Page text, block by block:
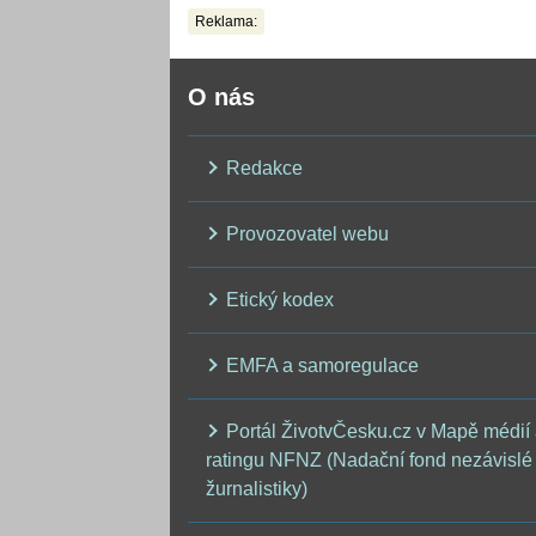
Reklama:
O nás
Redakce
Provozovatel webu
Etický kodex
EMFA a samoregulace
Portál ŽivotvČesku.cz v Mapě médií
ratingu NFNZ (Nadační fond nezávislé
žurnalistiky)